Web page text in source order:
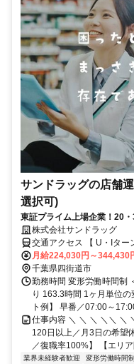
サンドラッグの店舗
選択可)
東証プライム上場企業！20
マなし／年収例32歳SV816
インの仕事
株式会社サンドラッグ
交通アクセス 【 U・Iターン
伴う転勤はありません。
月給224,030円～344,430
千葉県四街道市
勤務時間 変形労働時間制
り 163.3時間 1ヶ月単位
ト例】 早番／07:00～
仕事内容 ＼ ＼ ＼ ＼＼ ＼
120日以上／月3日の希望
／復職率100%】 【エリ
業界未経験者歓迎 変形労働時間制